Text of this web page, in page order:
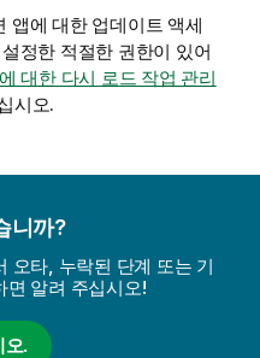
앱에 대한 업데이트 액세
정한 적절한 권한이 있어
대한 다시 로드 작업 관리
시오.
니까?
오타, 누락된 단계 또는 기
면 알려 주십시오!
오.